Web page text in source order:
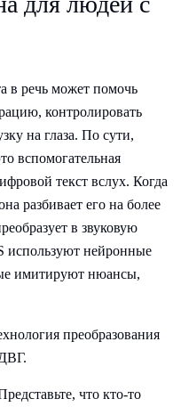
в речь может помочь
контролировать
на глаза. По сути,
вспомогательная
текст вслух. Когда
разбивает его на более
в звуковую
используют нейронные
имитируют нюансы,
преобразования
что кто-то